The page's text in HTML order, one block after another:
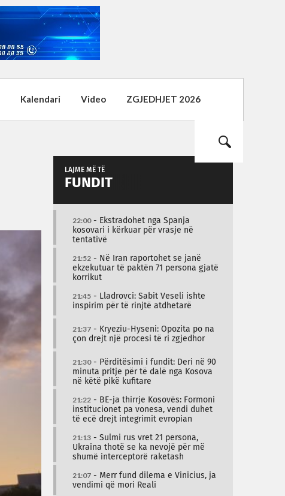
Kalendari Video ZGJEDHJET 2026
LAJME MË TË
FUNDIT
22:00- Ekstradohet nga Spanja
kosovari i kërkuar për vrasje në
tentativë
21:52 - Në Iran raportohet se janë
ekzekutuar të paktën 71 persona gjatë
korrikut
21:45 - Lladrovci: Sabit Veseli ishte
inspirim për të rinjtë atdhetarë
21:37 - Kryeziu-Hyseni: Opozita po na
çon drejt një procesi të ri zgjedhor
21:30- Përditësimi i fundit: Deri në 90
minuta pritje për të dalë nga Kosova
në këtë pikë kufitare
21:22 - BE-ja thirrje Kosovës: Formoni
institucionet pa vonesa, vendi duhet
të ecë drejt integrimit evropian
21:13 - Sulmi rus vret 21 persona,
Ukraina thotë se ka nevojë për më
shumë interceptorë raketash
21:07 - Merr fund dilema e Vinicius, ja
vendimi që mori Reali